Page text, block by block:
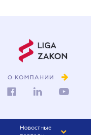
О КОМПАНИИ
Новостные